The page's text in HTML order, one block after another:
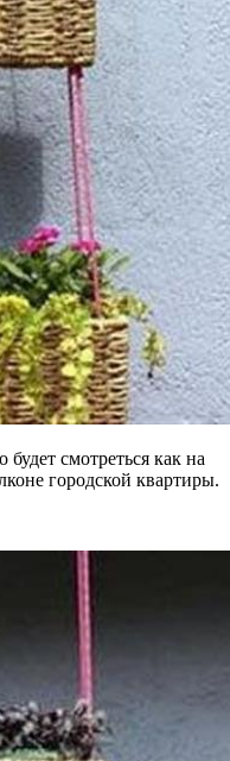
смотреться как на
городской квартиры.